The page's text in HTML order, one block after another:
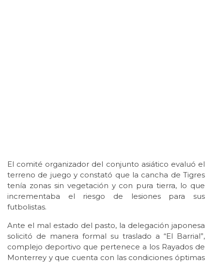
El comité organizador del conjunto asiático evaluó el
terreno de juego y constató que la cancha de Tigres
tenía zonas sin vegetación y con pura tierra, lo que
incrementaba el riesgo de lesiones para sus
futbolistas.
Ante el mal estado del pasto, la delegación japonesa
solicitó de manera formal su traslado a “El Barrial”,
complejo deportivo que pertenece a los Rayados de
Monterrey y que cuenta con las condiciones óptimas